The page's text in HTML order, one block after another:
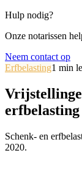
Hulp nodig?
Onze notarissen
Neem contact op
Erfbelasting1 min
erfbelasting
Schenk- en
2020.